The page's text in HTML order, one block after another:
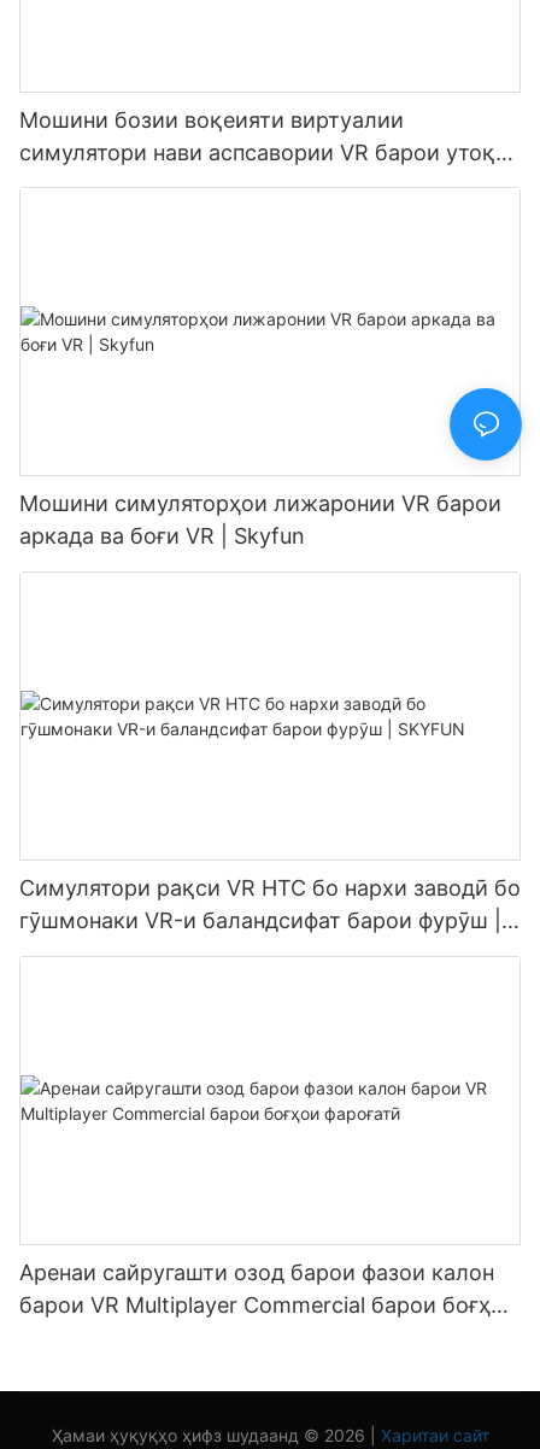
Мошини бозии воқеияти виртуалии
симулятори нави аспсавории VR барои утоқи
бозӣ | SKYFUN
Мошини симуляторҳои лижаронии VR барои
аркада ва боғи VR | Skyfun
Симулятори рақси VR HTC бо нархи заводӣ бо
гӯшмонаки VR-и баландсифат барои фурӯш |
SKYFUN
Аренаи сайругашти озод барои фазои калон
барои VR Multiplayer Commercial барои боғҳои
Ҳамаи ҳуқуқҳо ҳифз шудаанд © 2026 | Харитаи сайт